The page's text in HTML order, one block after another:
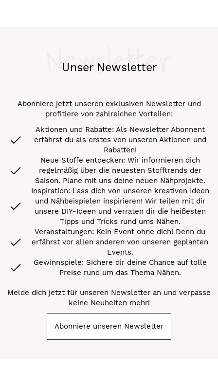
Unser Newsletter
Newsletter
Abonniere jetzt unseren exklusiven Newsletter und
profitiere von zahlreichen Vorteilen:
Aktionen und Rabatte: Als Newsletter Abonnent
erfährst du als erstes von unseren Aktionen und
Rabatten!
Neue Stoffe entdecken: Wir informieren dich
regelmäßig über die neuesten Stofftrends der
Saison. Plane mit uns deine neuen Nähprojekte.
Inspiration: Lass dich von unseren kreativen Ideen
und Nähbeispielen inspirieren! Wir teilen mit dir
unsere DIY-Ideen und verraten dir die heißesten
Tipps und Tricks rund ums Nähen.
Veranstaltungen: Kein Event ohne dich! Denn du
erfährst vor allen anderen von unseren geplanten
Events.
Gewinnspiele: Sichere dir deine Chance auf tolle
Preise rund um das Thema Nähen.
Melde dich jetzt für unseren Newsletter an und verpasse
keine Neuheiten mehr!
Abonniere unseren Newsletter